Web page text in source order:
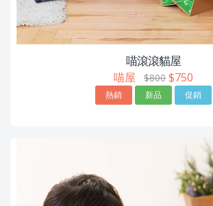
喵滾滾貓屋
喵屋 $800 $750
熱銷 新品 促銷